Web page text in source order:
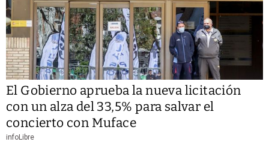
El Gobierno aprueba la nueva licitación
con un alza del 33,5% para salvar el
concierto con Muface
infoLibre